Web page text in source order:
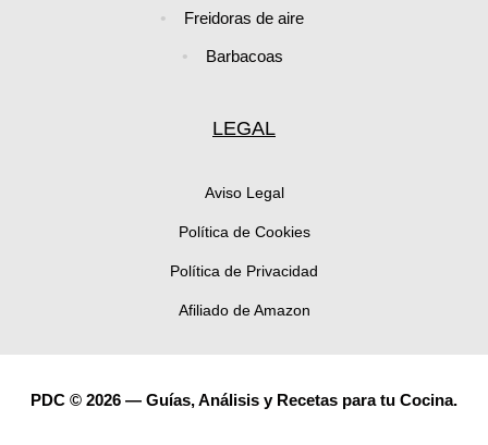
Freidoras de aire
Barbacoas
LEGAL
Aviso Legal
Política de Cookies
Política de Privacidad
Afiliado de Amazon
PDC © 2026 — Guías, Análisis y Recetas para tu Cocina.